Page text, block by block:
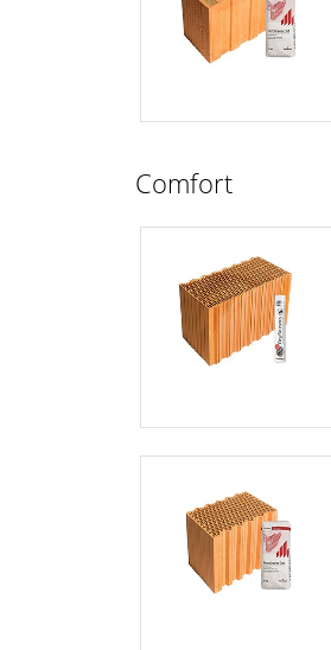
Comfort